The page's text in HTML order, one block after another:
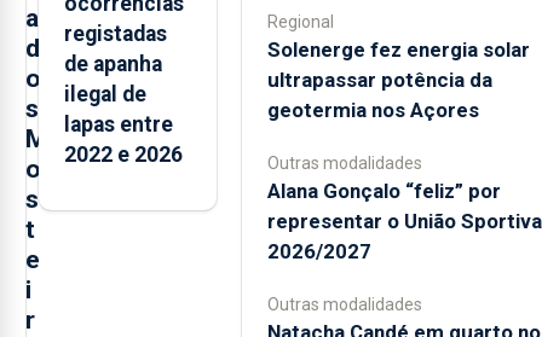
a
d
o
s
M
o
s
t
e
i
r
registadas
de apanha
ilegal de
lapas entre
2022 e 2026
Regional
Solenerge fez energia solar
ultrapassar potência da
geotermia nos Açores
Outras modalidades
Alana Gonçalo “feliz” por
representar o União
2026/2027
Outras modalidades
Natacha Candé em quarto no